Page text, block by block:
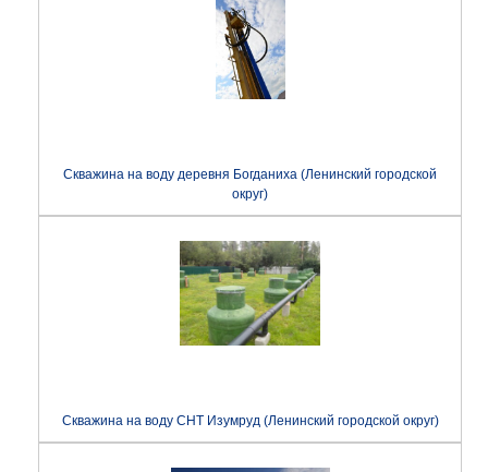
Скважина на воду деревня Богданиха (Ленинский городской
округ)
Скважина на воду СНТ Изумруд (Ленинский городской округ)